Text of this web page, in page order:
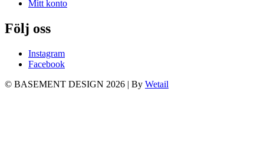
Mitt konto
Följ oss
Instagram
Facebook
© BASEMENT DESIGN 2026 | By Wetail